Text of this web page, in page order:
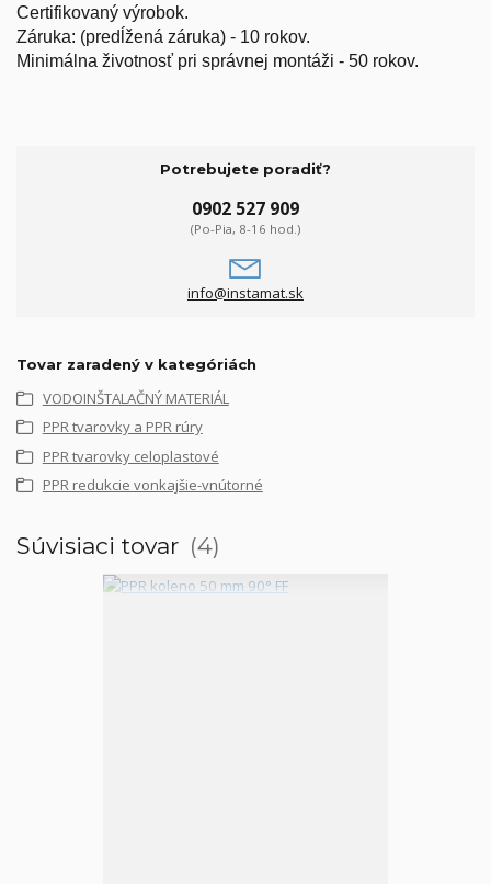
Certifikovaný výrobok.
Záruka: (predĺžená záruka) - 10 rokov.
Minimálna životnosť pri správnej montáži - 50 rokov.
Potrebujete poradiť?
0902 527 909
(Po-Pia, 8-16 hod.)
info@instamat.sk
Tovar zaradený v kategóriách
VODOINŠTALAČNÝ MATERIÁL
PPR tvarovky a PPR rúry
PPR tvarovky celoplastové
PPR redukcie vonkajšie-vnútorné
Súvisiaci tovar 4